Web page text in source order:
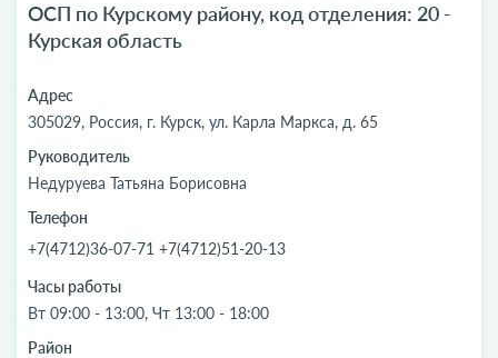
ОСП по Курскому району, код отделения: 20 -
Курская область
Адрес
305029, Россия, г. Курск, ул. Карла Маркса, д. 65
Руководитель
Недуруева Татьяна Борисовна
Телефон
+7(4712)36-07-71 +7(4712)51-20-13
Часы работы
Вт 09:00 - 13:00, Чт 13:00 - 18:00
Район